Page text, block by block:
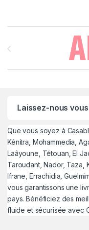
Brands
Laissez-nous
Que vous soyez à
Kénitra, Mohammedia,
Laâyoune, Tétouan, El
Taroudant, Nador, Taza,
Ifrane, Errachidia,
vous garantissons une
pays. Bénéficiez des
fluide et sécurisée avec